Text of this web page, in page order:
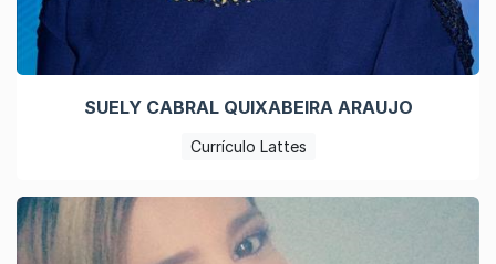
SUELY CABRAL QUIXABEIRA ARAUJO
Currículo Lattes